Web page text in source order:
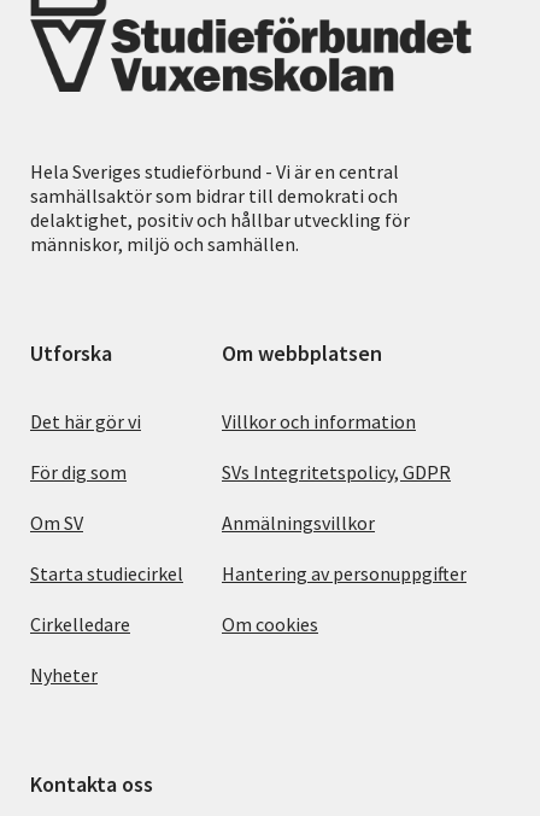
Hela Sveriges studieförbund - Vi är en central
samhällsaktör som bidrar till demokrati och
delaktighet, positiv och hållbar utveckling för
människor, miljö och samhällen.
Utforska
Det här gör vi
För dig som
Om SV
Starta studiecirkel
Cirkelledare
Nyheter
Om webbplatsen
Villkor och information
SVs Integritetspolicy, GDPR
Anmälningsvillkor
Hantering av personuppgifter
Om cookies
Kontakta oss